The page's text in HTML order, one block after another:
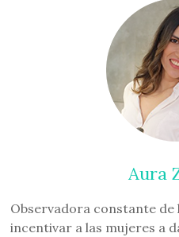
Aura
Observadora constante de
incentivar a las mujeres a